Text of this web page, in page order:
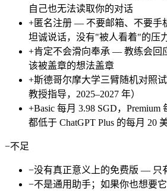
自己也无法读取你的对话
+匿名注册 — 不要邮箱、不要
坦诚说话，没有"被人看着"的压
+肯定不会滑向奉承 — 教练会回
该被盖章的想法盖章
+斯德哥尔摩大学三臂随机对照
教授指导，2025–2027 年）
+Basic 每月 3.98 SGD，
都低于 ChatGPT Plus 的每月 20
−不足
−没有真正意义上的免费版 — 只
−不是通用助手；如果你也想要